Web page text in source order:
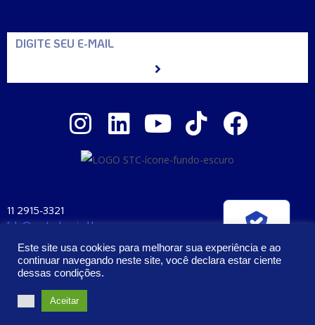
11 2915-3321
fale@santaclara.ind.br
CEP: 04225-000
2023 – Todos os Direitos Reservados | Santa Clara Manufatura e
Cosméticos Ltda. CNPJ: 57.407.397/0001-58
Este site usa cookies para melhorar sua experiência e ao
continuar navegando neste site, você declara estar ciente
dessas condições.
Aceitar